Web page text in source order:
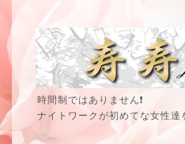
時間制ではありません❗
ナイトワークが初めてな女性達